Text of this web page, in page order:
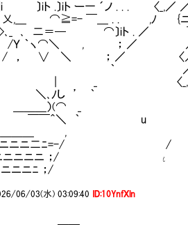
〕iト .〕iト ー一 ´ノ . . .
乂,＿ ⌒≧=- ￣＿ . . ,ﾉ {
／/>､_ ､ 二＝─ ⌒
/Ｙ ｀ヽ⌒＼ ,
/ ， ∨ ＼ ；
.｢Ｖ ) } ， ｀
〈_,／ ／/⌒}ニ
} ＼､ﾉし ’ ｀ {ニ{__
＿＿＿）(⌒ _ ￣￣ 〈
￣￣＾＼ ｀ u ＼:../
／/ ＿＿＿＿ , }/ _-
二ニニニニ二ﾆ=-/ /
二ニニニニニ ；/ ι _-
ニニニﾆ ；/ /ニニ
06/03(水) 03:09:40 ID:10YnfXln